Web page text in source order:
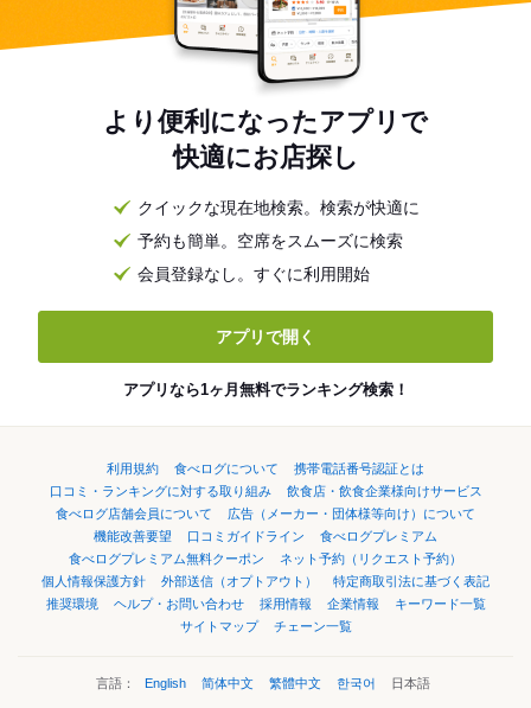
より便利になったアプリで
快適にお店探し
クイックな現在地検索。検索が快適に
予約も簡単。空席をスムーズに検索
会員登録なし。すぐに利用開始
アプリで開く
アプリなら1ヶ月無料でランキング検索！
利用規約 食べログについて
携帯電話番号認証とは
口コミ・ランキングに対する取り組み
飲食店・飲食企業様向けサービス
食べログ店舗会員について
広告（メーカー・団体様等向け）について
機能改善要望
口コミガイドライン
食べログプレミアム
食べログプレミアム無料クーポン
ネット予約（リクエスト予約）
個人情報保護方針
外部送信（オプトアウト）
特定商取引法に基づく表記
推奨環境
ヘルプ・お問い合わせ 採用情報 企業情報
キーワード一覧
サイトマップ
チェーン一覧
言語： English 简体中文 繁體中文 한국어 日本語